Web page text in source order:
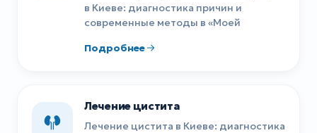
в Киеве: диагностика причин и
современные методы в «Моей
Подробнее
Лечение цистита
Лечение цистита в Киеве: диагностика